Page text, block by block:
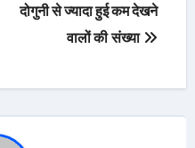
दोगुनी से ज्यादा हुई कम देखने
वालों की संख्या